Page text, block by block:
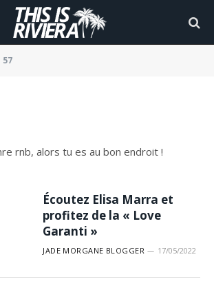
57
rnb, alors tu es au bon endroit !
Écoutez Elisa Marra et
profitez de la « Love
Garanti »
JADE MORGANE BLOGGER 17/05/2022